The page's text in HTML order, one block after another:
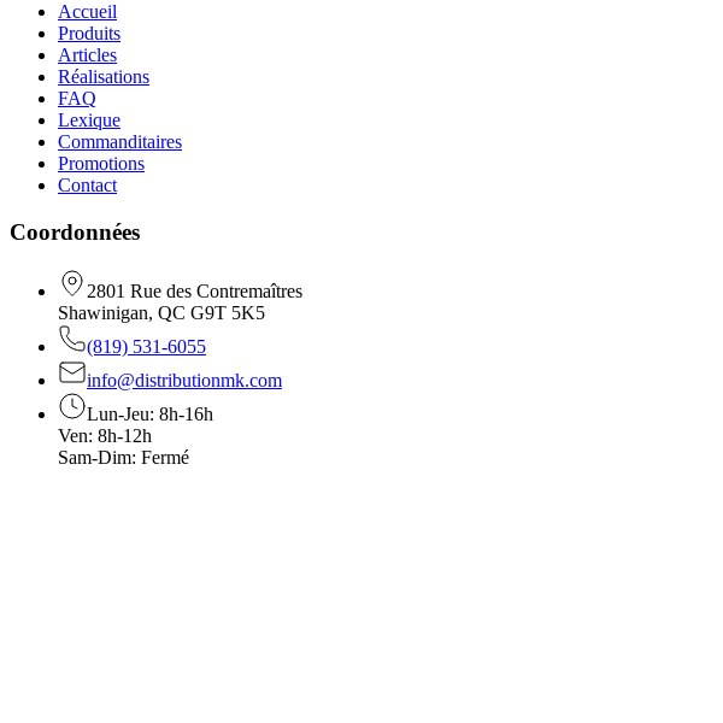
Accueil
Produits
Articles
Réalisations
FAQ
Lexique
Commanditaires
Promotions
Contact
Coordonnées
2801 Rue des Contremaîtres
Shawinigan, QC G9T 5K5
(819) 531-6055
info@distributionmk.com
Lun-Jeu: 8h-16h
Ven: 8h-12h
Sam-Dim: Fermé